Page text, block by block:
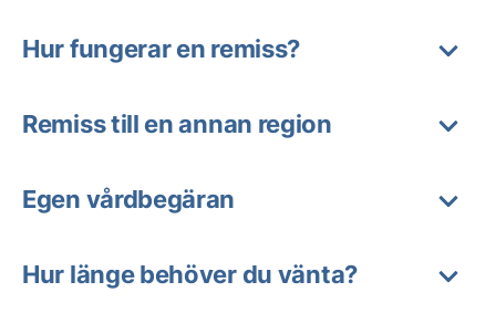
Hur fungerar en remiss?
Remiss till en annan region
Egen vårdbegäran
Hur länge behöver du vänta?